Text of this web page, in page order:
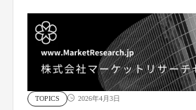
TOPICS 2026年4月3日